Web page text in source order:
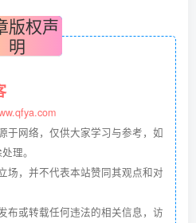
版权声
明
于网络，仅供大家学习与参考，如
理。
场，并不代表本站赞同其观点和对
布或转载任何违法的相关信息，访